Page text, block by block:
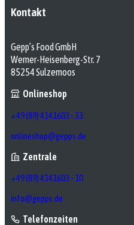
Kontakt
Gepp’s Food GmbH
Werner-Heisenberg-Str. 7
85254 Sulzemoos
Onlineshop
+49 (89) 4141603 - 33
onlineshop@gepps.de
Zentrale
+49 (89) 4141603 - 10
info@gepps.de
Telefonzeiten